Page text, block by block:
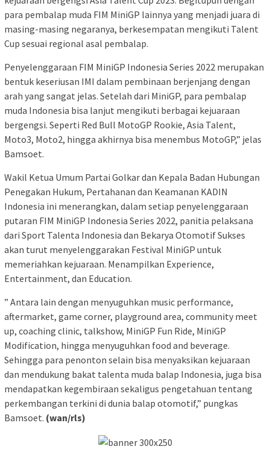
para pembalap muda FIM MiniGP lainnya yang menjadi juara di
masing-masing negaranya, berkesempatan mengikuti Talent
Cup sesuai regional asal pembalap.
Penyelenggaraan FIM MiniGP Indonesia Series 2022 merupakan
bentuk keseriusan IMI dalam pembinaan berjenjang dengan
arah yang sangat jelas. Setelah dari MiniGP, para pembalap
muda Indonesia bisa lanjut mengikuti berbagai kejuaraan
bergengsi. Seperti Red Bull MotoGP Rookie, Asia Talent,
Moto3, Moto2, hingga akhirnya bisa menembus MotoGP,” jelas
Bamsoet.
Wakil Ketua Umum Partai Golkar dan Kepala Badan Hubungan
Penegakan Hukum, Pertahanan dan Keamanan KADIN
Indonesia ini menerangkan, dalam setiap penyelenggaraan
putaran FIM MiniGP Indonesia Series 2022, panitia pelaksana
dari Sport Talenta Indonesia dan Bekarya Otomotif Sukses
akan turut menyelenggarakan Festival MiniGP untuk
memeriahkan kejuaraan. Menampilkan Experience,
Entertainment, dan Education.
” Antara lain dengan menyuguhkan music performance,
aftermarket, game corner, playground area, community meet
up, coaching clinic, talkshow, MiniGP Fun Ride, MiniGP
Modification, hingga menyuguhkan food and beverage.
Sehingga para penonton selain bisa menyaksikan kejuaraan
dan mendukung bakat talenta muda balap Indonesia, juga bisa
mendapatkan kegembiraan sekaligus pengetahuan tentang
perkembangan terkini di dunia balap otomotif,” pungkas
Bamsoet. (wan/rls)